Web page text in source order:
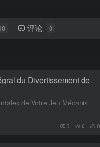
评论 0
du Divertissement de
Liste des sujets Les Origines Orientales de Votre Jeu Mécanismes de Gameplay et Principes Essentiell...
0 0 0